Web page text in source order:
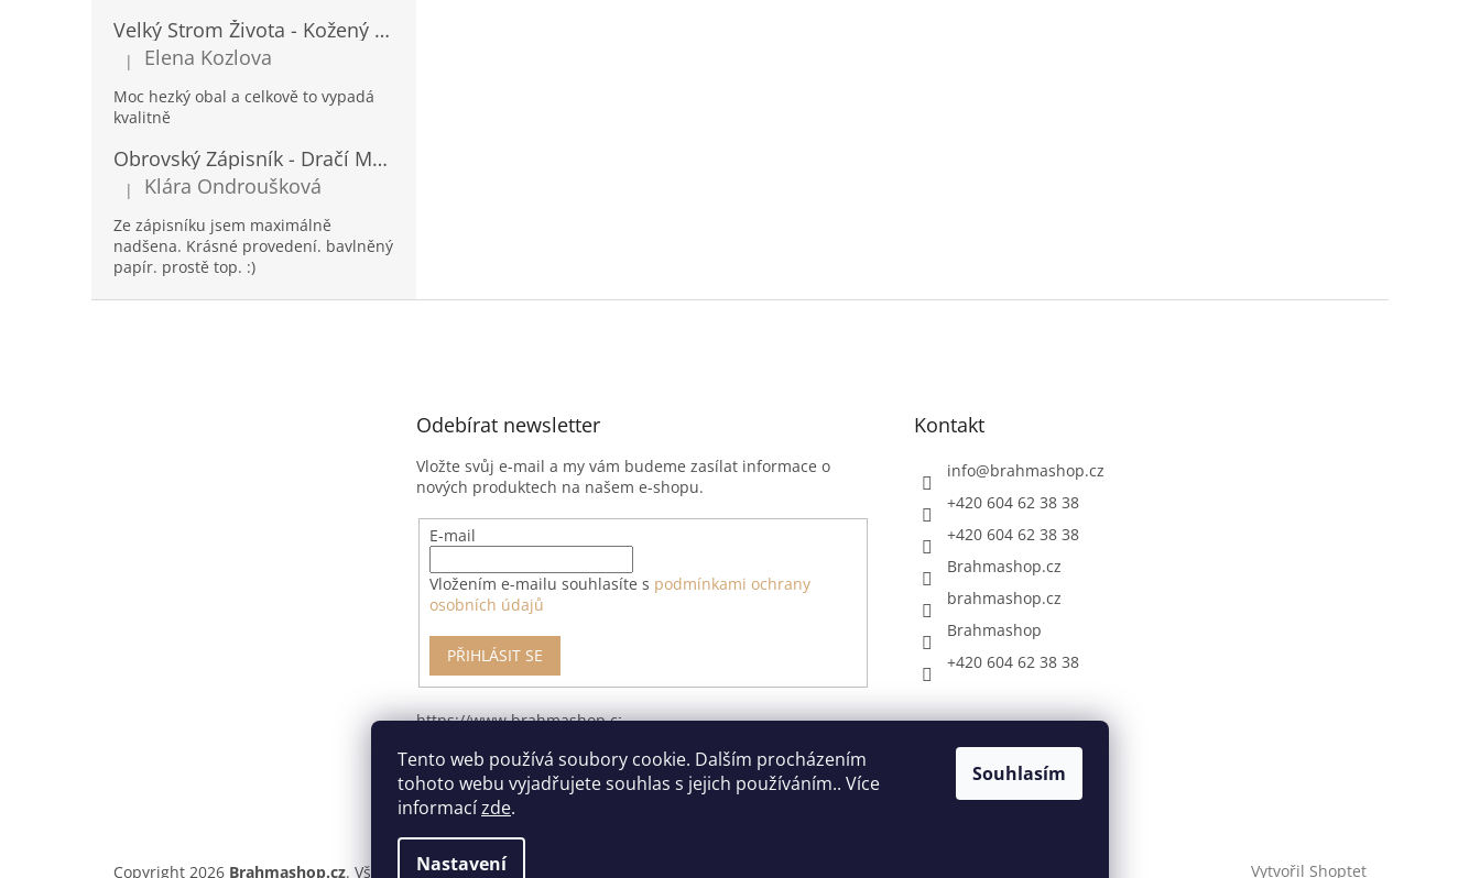
Tento web používá soubory cookie. Dalším procházením
tohoto webu vyjadřujete souhlas s jejich používáním.. Více
informacízde.
Nastavení
Souhlasím
Velký Strom Života - Kožený Zápisník se Šňůrkou a Kamínkem - 20x16x2cm - 160 Stran
Hodnocení produktu je 5 z 5 hvězdiček.
| Elena Kozlova
Moc hezký obal a celkově to vypadá
kvalitně
Obrovský Zápisník - Dračí Mandala s Chakra Kameny - 100 Stran - 25x34cm
Hodnocení produktu je 5 z 5 hvězdiček.
| Klára Ondroušková
Ze zápisníku jsem maximálně
nadšena. Krásné provedení. bavlněný
papír. prostě top. :)
Odebírat newsletter
Vložte svůj e-mail a my vám budeme zasílat informace o
nových produktech na našem e-shopu.
E-mail
Vložením e-mailu souhlasíte s podmínkami ochrany
osobních údajů
PŘIHLÁSIT SE
Kontakt
info@brahmashop.cz
+420 604 62 38 38
+420 604 62 38 38
Brahmashop.cz
brahmashop.cz
Brahmashop
+420 604 62 38 38
https://www.brahmashop.cz/formular-
smlouvy/
Vytvořil Shoptet
Copyright 2026 Brahmashop.cz. Všechna práva vyhrazena.